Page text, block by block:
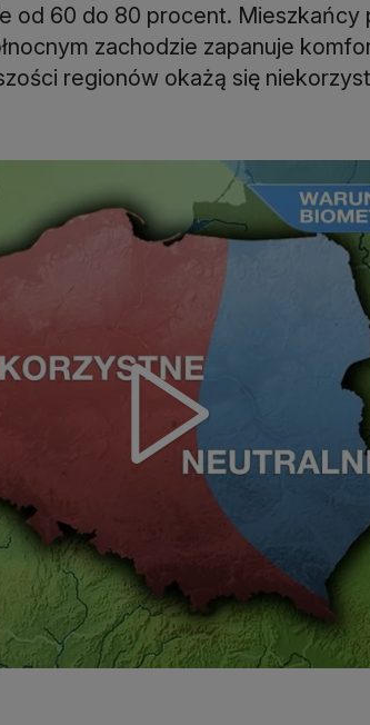
od 60 do 80 procent. Mieszkańcy
zachodzie zapanuje
regionów okażą się